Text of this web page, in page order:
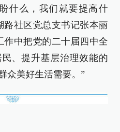
什么，我们就要提高什
路社区党总支书记张本丽
作中把党的二十届四中全
、提升基层治理效能的
众美好生活需要。”